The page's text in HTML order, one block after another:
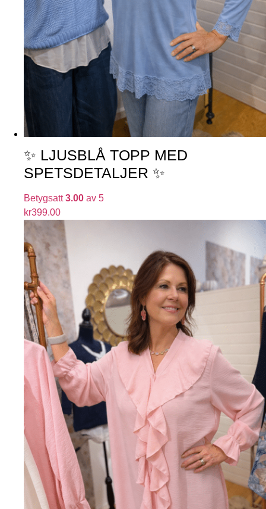
✨ LJUSBLÅ TOPP MED
SPETSDETALJER ✨
Betygsatt3.00 av 5
kr399.00